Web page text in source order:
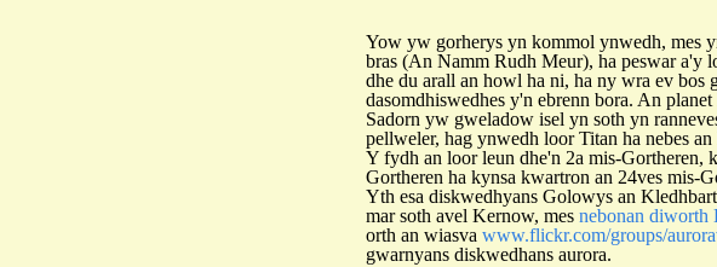
Yow yw gorherys yn kommol ynwedh, mes
bras (An Namm Rudh Meur), ha peswar a'y
dhe du arall an howl ha ni, ha ny wra ev bos
dasomdhiswedhes y'n ebrenn bora. An
Sadorn yw gweladow isel yn soth yn
pellweler, hag ynwedh loor Titan ha nebes
Y fydh an loor leun dhe'n 2a mis-Gortheren,
Gortheren ha kynsa kwartron an 24ves mis-
Yth esa diskwedhyans Golowys an
mar soth avel Kernow, mes nebonan diworth
orth an wiasva www.flickr.com/groups/
gwarnyans diskwedhans aurora.